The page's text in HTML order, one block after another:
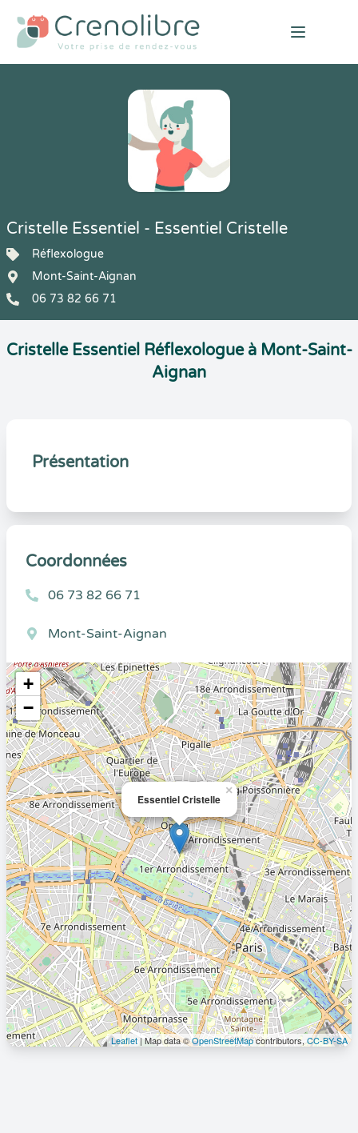
Open
Cristelle Essentiel - Essentiel Cristelle
Réflexologue
Mont-Saint-Aignan
06 73 82 66 71
Cristelle Essentiel Réflexologue à Mont-Saint-
Aignan
Présentation
Coordonnées
06 73 82 66 71
Mont-Saint-Aignan
Essentiel Cristelle
×
+
−
Leaflet| Map data ©OpenStreetMapcontributors, CC-BY-SA